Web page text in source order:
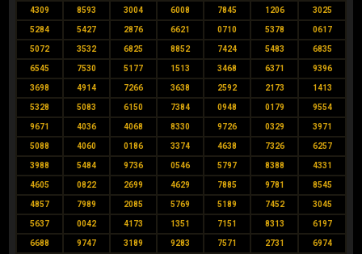
4309 8593 3004 6008 7845 1206 3025
5284 5427 2876 6621 0710 5378 0617
5072 3532 6825 8852 7424 5483 6835
6545 7530 5177 1513 3468 6371 9396
3698 4914 7266 3638 2592 2173 1413
5328 5083 6150 7384 0948 0179 9554
9671 4036 4068 8330 9726 0329 3971
5088 4060 0186 3374 4638 7326 6257
3988 5484 9736 0546 5797 8388 4331
4605 0822 2699 4629 7885 9781 8545
4857 7989 2085 5769 5189 7452 3045
5637 0042 4173 1351 7151 8313 6197
6688 9747 3189 9283 7571 2731 6974